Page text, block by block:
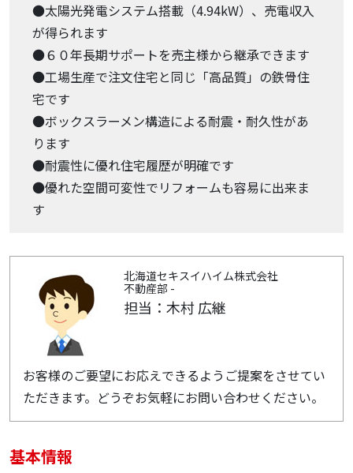
●太陽光発電システム搭載（4.94kW）、売電収入
が得られます
●６０年長期サポートを売主様から継承できます
●工場生産で注文住宅と同じ「高品質」の鉄骨住
宅です
●ボックスラーメン構造による耐震・耐久性があ
ります
●耐震性に優れ住宅履歴が明確です
●優れた空間可変性でリフォームも容易に出来ま
す
北海道セキスイハイム株式会社
不動産部 -
担当：木村 広継
お客様のご要望にお応えできるようご提案をさせてい
ただきます。どうぞお気軽にお問い合わせください。
基本情報